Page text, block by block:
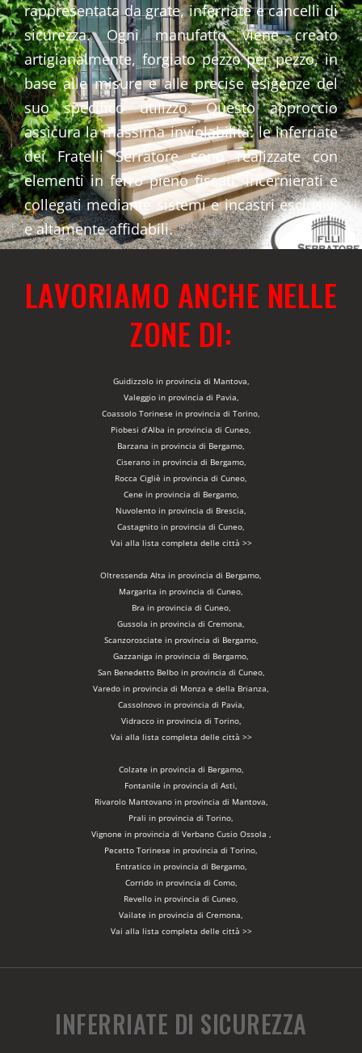
rappresentata da grate, inferriate e cancelli di
sicurezza. Ogni manufatto viene creato
artigianalmente, forgiato pezzo per pezzo, in
base alle misure e alle precise esigenze del
suo specifico utilizzo. Questo approccio
assicura la massima inviolabilità: le inferriate
dei Fratelli Serratore sono realizzate con
elementi in ferro pieno fissati, incernierati e
collegati mediante sistemi e incastri esclusivi
e altamente affidabili.
LAVORIAMO ANCHE NELLE
ZONE DI:
Guidizzolo in provincia di Mantova,
Valeggio in provincia di Pavia,
Coassolo Torinese in provincia di Torino,
Piobesi d’Alba in provincia di Cuneo,
Barzana in provincia di Bergamo,
Ciserano in provincia di Bergamo,
Rocca Cigliè in provincia di Cuneo,
Cene in provincia di Bergamo,
Nuvolento in provincia di Brescia,
Castagnito in provincia di Cuneo,
Vai alla lista completa delle città >>
Oltressenda Alta in provincia di Bergamo,
Margarita in provincia di Cuneo,
Bra in provincia di Cuneo,
Gussola in provincia di Cremona,
Scanzorosciate in provincia di Bergamo,
Gazzaniga in provincia di Bergamo,
San Benedetto Belbo in provincia di Cuneo,
Varedo in provincia di Monza e della Brianza,
Cassolnovo in provincia di Pavia,
Vidracco in provincia di Torino,
Vai alla lista completa delle città >>
Colzate in provincia di Bergamo,
Fontanile in provincia di Asti,
Rivarolo Mantovano in provincia di Mantova,
Prali in provincia di Torino,
Vignone in provincia di Verbano Cusio Ossola ,
Pecetto Torinese in provincia di Torino,
Entratico in provincia di Bergamo,
Corrido in provincia di Como,
Revello in provincia di Cuneo,
Vailate in provincia di Cremona,
Vai alla lista completa delle città >>
INFERRIATE DI SICUREZZA